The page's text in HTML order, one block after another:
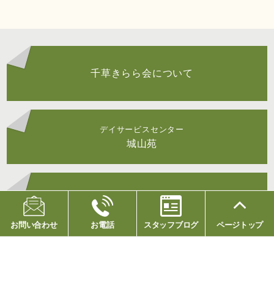
千草きらら会について
デイサービスセンター
城山苑
採用情報
お問い合わせ お電話 スタッフブログ ページトップ